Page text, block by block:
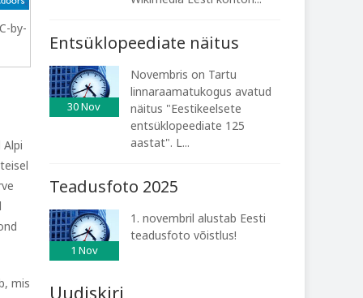
by-
mis
Entsüklopeediate näitus
30Nov
Novembris on Tartu
linnaraamatukogus avatud
näitus "Eestikeelsete
entsüklopeediate 125
aastat". L...
Teadusfoto 2025
1 Nov
1. novembril alustab Eesti
teadusfoto võistlus!
Uudiskiri